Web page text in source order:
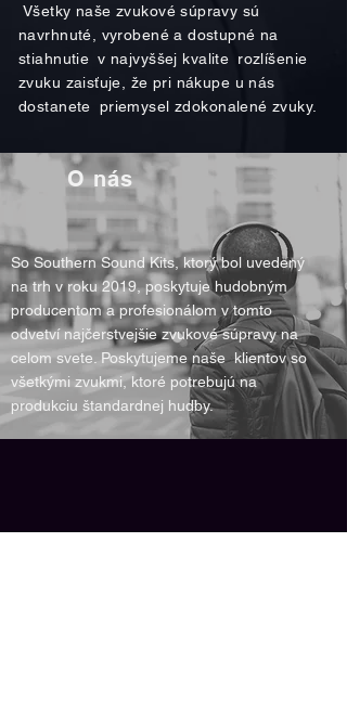
Všetky naše zvukové súpravy sú
navrhnuté, vyrobené a dostupné na
stiahnutie v najvyššej kvalite rozlíšenie
zvuku zaisťuje, že pri nákupe u nás
dostanete priemysel zdokonalené zvuky.
O nás
So Southern Sound Kits, ktorý bol uvedený
na trh v roku 2019, poskytuje hudobným
producentom a profesionálom v tomto
odvetví najčerstvejšie zvukové súpravy na
celom svete. Poskytujeme naše klientov so
všetkými zvukmi, ktoré potrebujú na
produkciu štandardnej hudby.